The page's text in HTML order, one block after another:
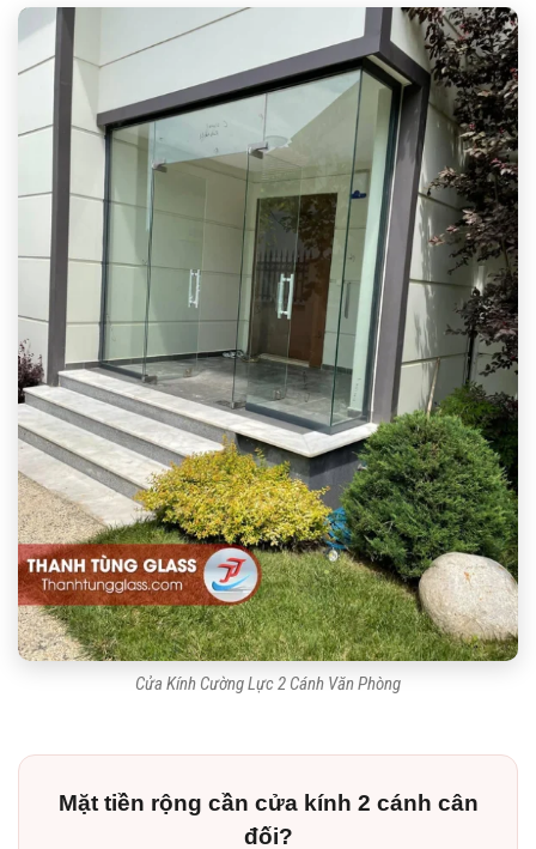
Cửa Kính Cường Lực 2 Cánh Văn Phòng
Mặt tiền rộng cần cửa kính 2 cánh cân
đối?